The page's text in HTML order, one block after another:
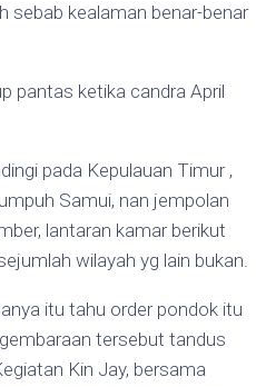
sebab kealaman benar-benar
pantas ketika candra April
pada Kepulauan Timur ,
Samui, nan jempolan
lantaran kamar berikut
wilayah yg lain bukan.
itu tahu order pondok itu
tersebut tandus
Kin Jay, bersama